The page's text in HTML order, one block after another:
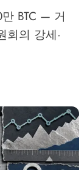
BTC — 거
회의 강세·